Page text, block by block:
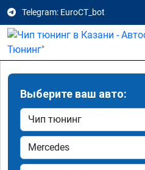
Telegram: EuroCT_bot
Выберите ваш авто: